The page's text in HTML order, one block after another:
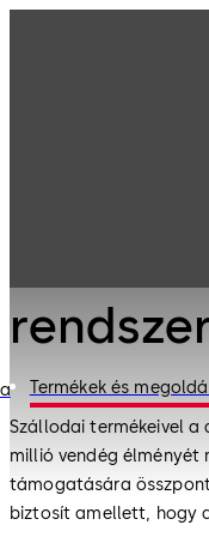
Termékek és
Szállodai termékeivel
millió vendég élményét
támogatására
biztosít amellett, hogy